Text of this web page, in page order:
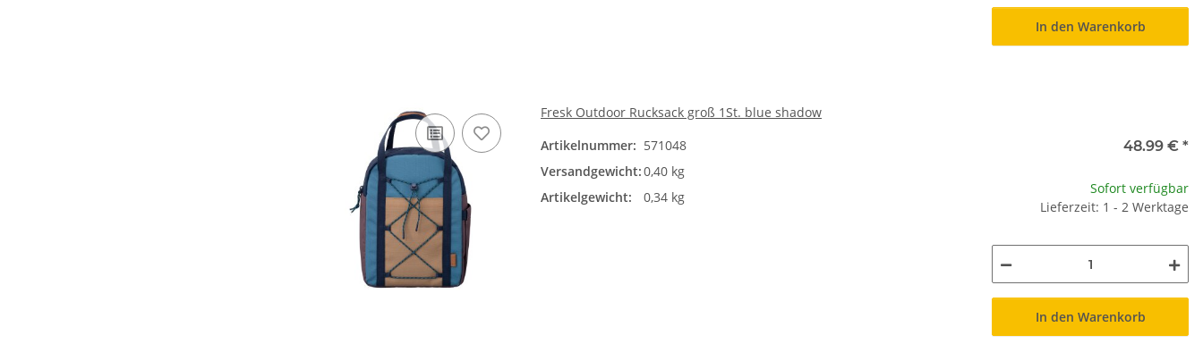
In den Warenkorb
Fresk Outdoor Rucksack groß 1St. blue shadow
Artikelnummer: 571048
Versandgewicht:0,40 kg
Artikelgewicht:
0,34 kg
48.99 € *
Sofort verfügbar
Lieferzeit: 1 - 2 Werktage
In den Warenkorb